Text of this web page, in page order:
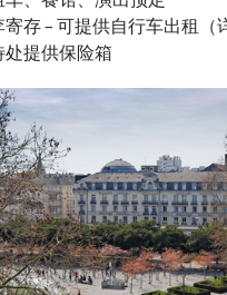
寄存 – 可提供自行车出租（
处提供保险箱